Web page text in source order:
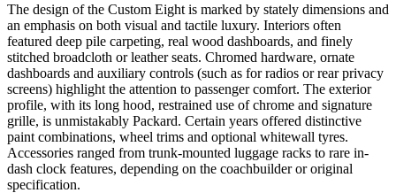
The design of the Custom Eight is marked by stately dimensions and
an emphasis on both visual and tactile luxury. Interiors often
featured deep pile carpeting, real wood dashboards, and finely
stitched broadcloth or leather seats. Chromed hardware, ornate
dashboards and auxiliary controls (such as for radios or rear privacy
screens) highlight the attention to passenger comfort. The exterior
profile, with its long hood, restrained use of chrome and signature
grille, is unmistakably Packard. Certain years offered distinctive
paint combinations, wheel trims and optional whitewall tyres.
Accessories ranged from trunk-mounted luggage racks to rare in-
dash clock features, depending on the coachbuilder or original
specification.